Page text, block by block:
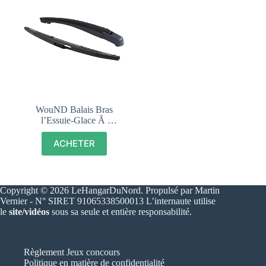
WouND Balais Bras
l’Essuie-Glace Ã
l’ArriÃ¨re,pour Land
Rover Freelander MK 2
2007-2014 14″ Pare-brise
ACHETER
Copyright © 2026 LeHangarDuNord. Propulsé par Martin
Vernier - N° SIRET 91065338500013 L’internaute utilise
le site/vidéos sous sa seule et entière responsabilité.
Règlement Jeux concours
Politique en matière de confidentialité